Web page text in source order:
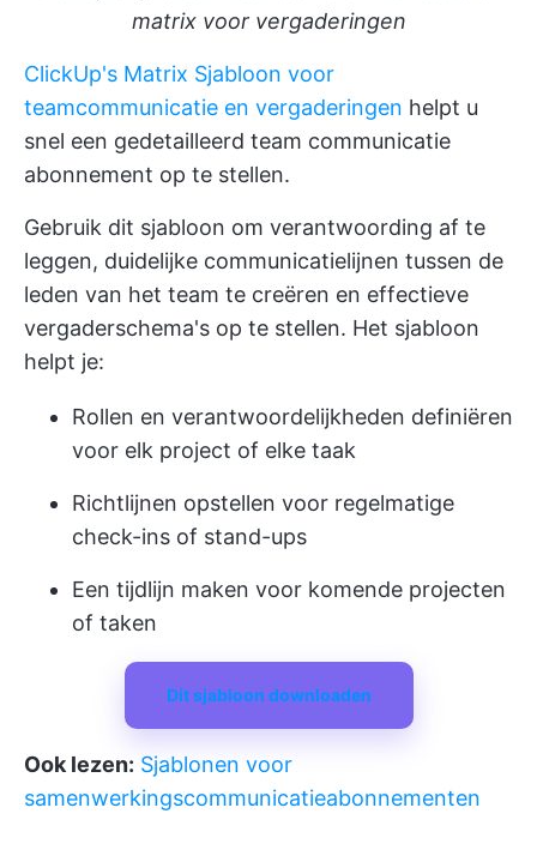
matrix voor vergaderingen
ClickUp's Matrix Sjabloon voor
teamcommunicatie en vergaderingen helpt u
snel een gedetailleerd team communicatie
abonnement op te stellen.
Gebruik dit sjabloon om verantwoording af te
leggen, duidelijke communicatielijnen tussen de
leden van het team te creëren en effectieve
vergaderschema's op te stellen. Het sjabloon
helpt je:
Rollen en verantwoordelijkheden definiëren
voor elk project of elke taak
Richtlijnen opstellen voor regelmatige
check-ins of stand-ups
Een tijdlijn maken voor komende projecten
of taken
Dit sjabloon downloaden
Ook lezen: Sjablonen voor
samenwerkingscommunicatieabonnementen